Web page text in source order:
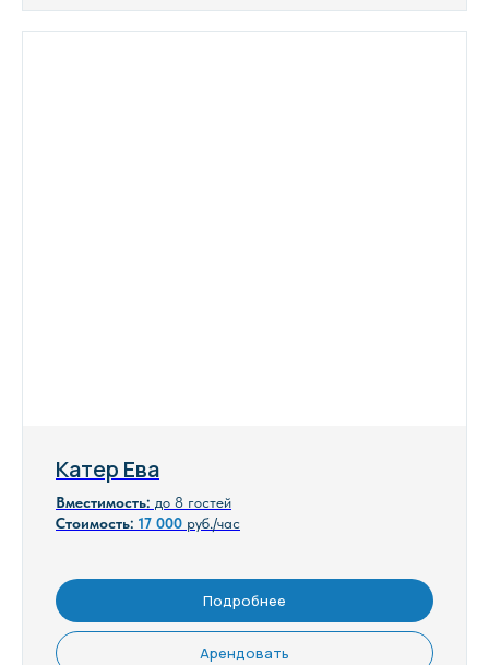
Катер Ева
Вместимость: до 8 гостей
Стоимость: 17 000 руб./час
Подробнее
Арендовать